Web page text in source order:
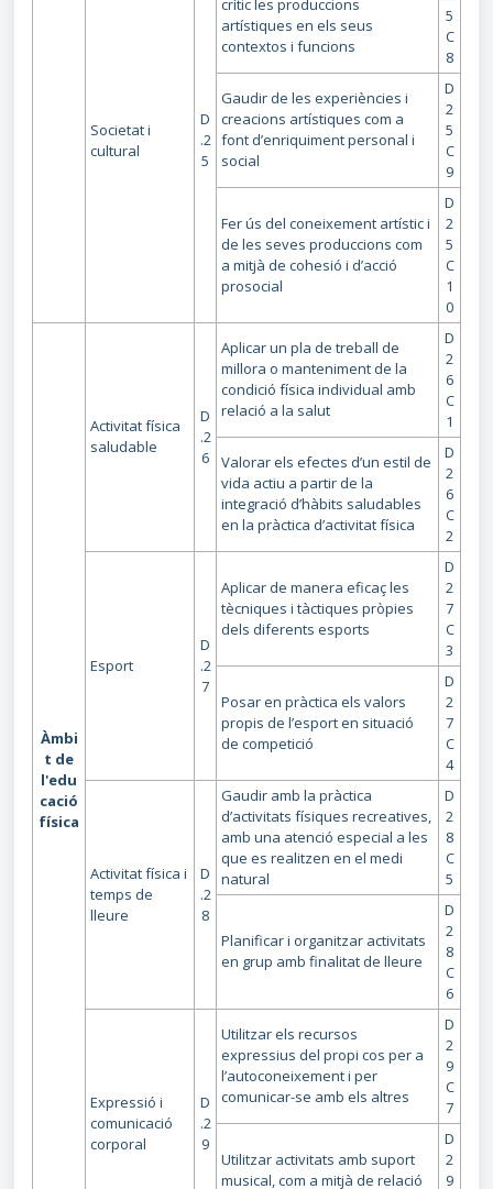
Societat i
cultural
D
.2
5
artístiques en els seus
contextos i funcions
5
C
8
Gaudir de les experiències i
creacions artístiques com a
font d’enriquiment personal i
social
D
2
5
C
9
Fer ús del coneixement artístic i
de les seves produccions com
a mitjà de cohesió i d’acció
prosocial
D
2
5
C
1
0
Àmbi
t de
l'edu
cació
física
Activitat física
saludable
D
.2
6
Aplicar un pla de treball de
millora o manteniment de la
condició física individual amb
relació a la salut
D
2
6
C
1
Valorar els efectes d’un estil de
vida actiu a partir de la
integració d’hàbits saludables
en la pràctica d’activitat física
D
2
6
C
2
Esport
D
.2
7
Aplicar de manera eficaç les
tècniques i tàctiques pròpies
dels diferents esports
D
2
7
C
3
Posar en pràctica els valors
propis de l’esport en situació
de competició
D
2
7
C
4
Activitat física i
temps de
lleure
D
.2
8
Gaudir amb la pràctica
d’activitats físiques recreatives,
amb una atenció especial a les
que es realitzen en el medi
natural
D
2
8
C
5
Planificar i organitzar activitats
en grup amb finalitat de lleure
D
2
8
C
6
Expressió i
comunicació
corporal
D
.2
9
Utilitzar els recursos
expressius del propi cos per a
l’autoconeixement i per
comunicar-se amb els altres
D
2
9
C
7
Utilitzar activitats amb suport
musical, com a mitjà de relació
D
2
9